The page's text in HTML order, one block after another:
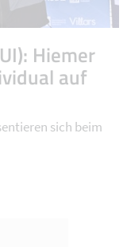
Hiemer
auf
sich beim